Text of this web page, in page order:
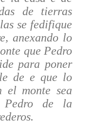
de tierras
se fedifique
anexando lo
que Pedro
para poner
de e que lo
el monte sea
de la